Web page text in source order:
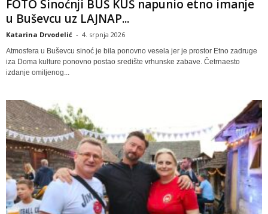
FOTO Sinoćnji BUŠ KUŠ napunio etno imanje
u Buševcu uz LAJNAP...
Katarina Drvodelić - 4. srpnja 2026
Atmosfera u Buševcu sinoć je bila ponovno vesela jer je prostor Etno zadruge
iza Doma kulture ponovno postao središte vrhunske zabave. Četrnaesto
izdanje omiljenog...